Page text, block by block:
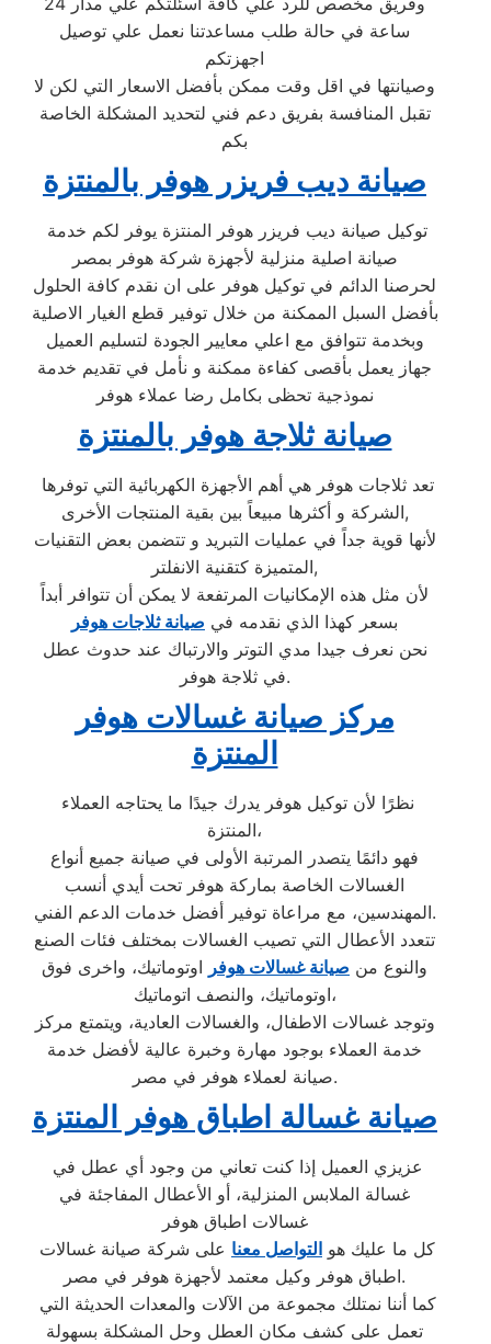
ساعة في حالة طلب مساعدتنا نعمل علي توصيل
اجهزتكم
وصيانتها في اقل وقت ممكن بأفضل الاسعار التي لكن لا
تقبل المنافسة بفريق دعم فني لتحديد المشكلة الخاصة
بكم
صيانة ديب فريزر هوفر بالمنتزة
صيانة اصلية منزلية لأجهزة شركة هوفر بمصر
لحرصنا الدائم في توكيل هوفر على ان نقدم كافة الحلول
بأفضل السبل الممكنة من خلال توفير قطع الغيار الاصلية
وبخدمة تتوافق مع اعلي معايير الجودة لتسليم العميل
جهاز يعمل بأقصى كفاءة ممكنة و نأمل في تقديم خدمة
نموذجية تحظى بكامل رضا عملاء هوفر
صيانة ثلاجة هوفر بالمنتزة
الشركة و أكثرها مبيعاً بين بقية المنتجات الأخرى,
لأنها قوية جداً في عمليات التبريد و تتضمن بعض التقنيات
المتميزة كتقنية الانفلتر,
لأن مثل هذه الإمكانيات المرتفعة لا يمكن أن تتوافر أبداً
بسعر كهذا الذي نقدمه في صيانة ثلاجات هوفر
نحن نعرف جيدا مدي التوتر والارتباك عند حدوث عطل
في ثلاجة هوفر.
مركز صيانة غسالات هوفر
المنتزة
المنتزة،
فهو دائمًا يتصدر المرتبة الأولى في صيانة جميع أنواع
الغسالات الخاصة بماركة هوفر تحت أيدي أنسب
المهندسين، مع مراعاة توفير أفضل خدمات الدعم الفني.
تتعدد الأعطال التي تصيب الغسالات بمختلف فئات الصنع
والنوع من صيانة غسالات هوفر اوتوماتيك، واخرى فوق
اوتوماتيك، والنصف اتوماتيك،
وتوجد غسالات الاطفال، والغسالات العادية، ويتمتع مركز
خدمة العملاء بوجود مهارة وخبرة عالية لأفضل خدمة
صيانة لعملاء هوفر في مصر.
صيانة غسالة اطباق هوفر المنتزة
غسالة الملابس المنزلية، أو الأعطال المفاجئة في
غسالات اطباق هوفر
كل ما عليك هو التواصل معنا على شركة صيانة غسالات
اطباق هوفر وكيل معتمد لأجهزة هوفر في مصر.
تعمل على كشف مكان العطل وحل المشكلة بسهولة